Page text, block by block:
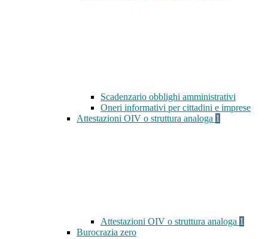
Scadenzario obblighi amministrativi
Oneri informativi per cittadini e imprese
Attestazioni OIV o struttura analoga 1
Attestazioni OIV o struttura analoga 1
Burocrazia zero